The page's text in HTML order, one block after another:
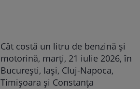
Cât costă un litru de benzină și
motorină, marți, 21 iulie 2026, în
București, Iași, Cluj-Napoca,
Timișoara și Constanța